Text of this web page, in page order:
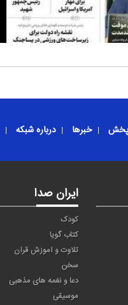
خبرها درباره شبکه
ایران صدا
کودک
کتاب گویا
تلاوت و آموزش قرآن
سخن
دعا و نغمه های مذهبی
موسیقی